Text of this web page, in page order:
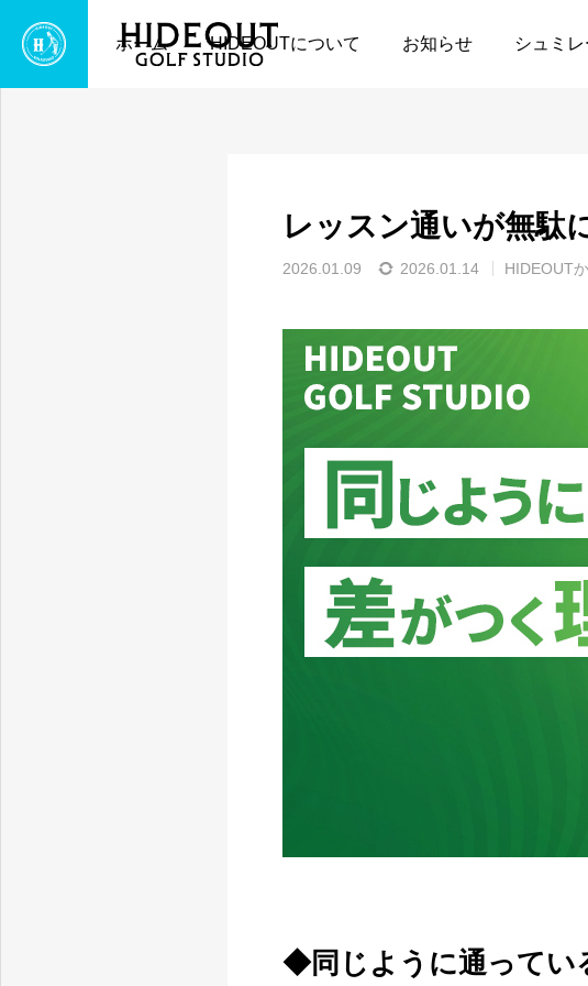
ホーム HIDEOUTについて お知らせ シュミ
お知らせ HIDEOUTから レッス
レッスン通いが無駄
2026.01.09 2026.01.14 HIDEOUT
◆同じように通ってい